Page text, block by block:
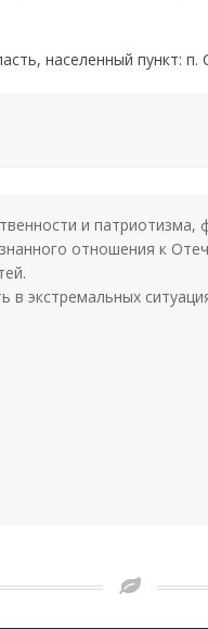
населенный пункт: п.
и
отношения к
в экстремальных